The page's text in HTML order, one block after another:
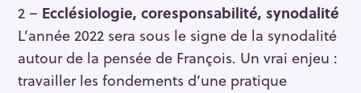
2 – Ecclésiologie, coresponsabilité, synodalité
L’année 2022 sera sous le signe de la synodalité
autour de la pensée de François. Un vrai enjeu :
travailler les fondements d’une pratique